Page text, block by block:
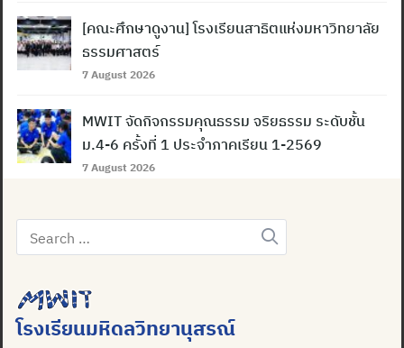
[คณะศึกษาดูงาน] โรงเรียนสาธิตแห่งมหาวิทยาลัย
ธรรมศาสตร์
7 August 2026
MWIT จัดกิจกรรมคุณธรรม จริยธรรม ระดับชั้น
ม.4-6 ครั้งที่ 1 ประจำภาคเรียน 1-2569
7 August 2026
Search
for:
โรงเรียนมหิดลวิทยานุสรณ์